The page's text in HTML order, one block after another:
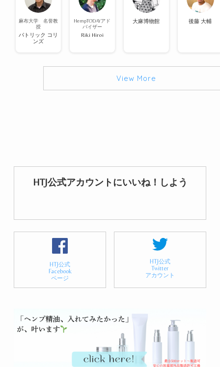
麻布大学 名誉教
授
パトリック コリ
ンズ
HempTODAYアド
バイザー
Riki Hiroi
大麻博物館 後藤 大輔
View More
HTJ公式アカウントにいいね！しよう
HTJ公式
Facebook
ページ
HTJ公式
Twitter
アカウント